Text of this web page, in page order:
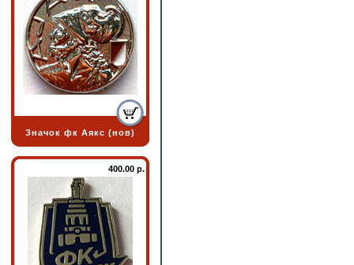
Значок фк Аякс (нов)
400.00 р.